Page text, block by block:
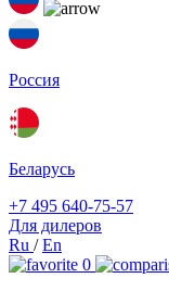
Россия
Беларусь
+7 495 640-75-57
Для дилеров
Ru /En
0